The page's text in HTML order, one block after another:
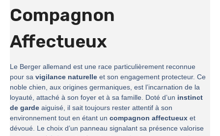
Compagnon
Affectueux
Le Berger allemand est une race particulièrement reconnue
pour sa vigilance naturelle et son engagement protecteur. Ce
noble chien, aux origines germaniques, est l’incarnation de la
loyauté, attaché à son foyer et à sa famille. Doté d’un instinct
de garde aiguisé, il sait toujours rester attentif à son
environnement tout en étant un compagnon affectueux et
dévoué. Le choix d’un panneau signalant sa présence valorise